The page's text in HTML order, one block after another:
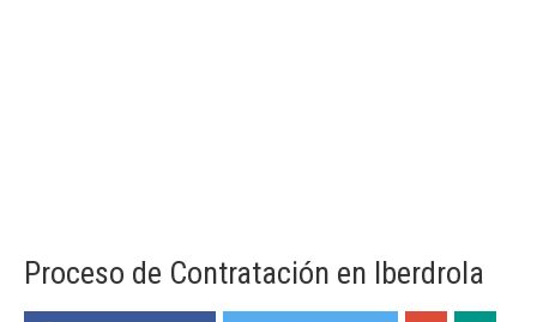
Proceso de Contratación en Iberdrola